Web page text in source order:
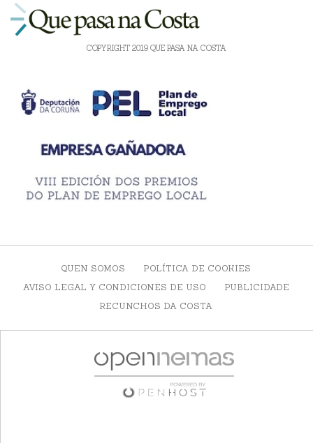
COPYRIGHT 2019 QUE PASA NA COSTA
QUEN SOMOS
POLÍTICA DE COOKIES
AVISO LEGAL Y CONDICIONES DE USO
PUBLICIDADE
RECUNCHOS DA COSTA